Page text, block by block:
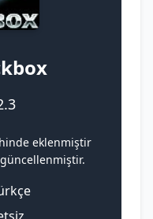
eklenmiştir